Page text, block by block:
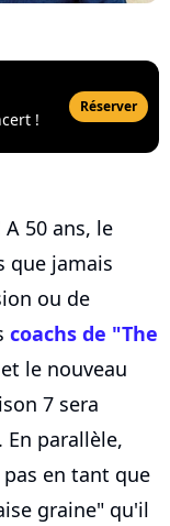
!
Réserver
50 ans, le
que jamais
ou de
coachs de "The
le nouveau
7 sera
En parallèle,
en tant que
graine" qu'il